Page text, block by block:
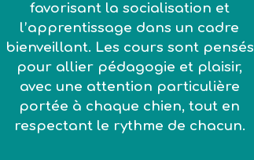
favorisant la socialisation et
l’apprentissage dans un cadre
bienveillant. Les cours sont pensés
pour allier pédagogie et plaisir,
avec une attention particulière
portée à chaque chien, tout en
respectant le rythme de chacun.